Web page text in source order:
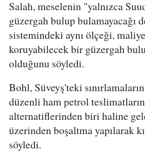
Salah, meselenin "yalnızca
güzergah bulup bulamayacağı
sistemindeki aynı ölçeği,
koruyabilecek bir güzergah
olduğunu söyledi.
Bohl, Süveyş'teki
düzenli ham petrol
alternatiflerinden biri haline
üzerinden boşaltma yapılarak
söyledi.